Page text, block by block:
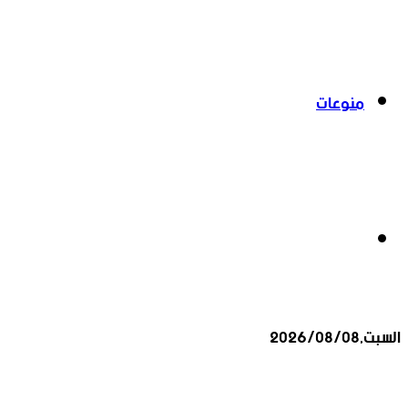
منوعات
السبت,2026/08/08